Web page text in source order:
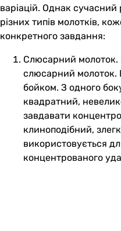
варіацій. Однак
різних типів молотків,
конкретного завдання:
Слюсарний
слюсарний молоток.
бойком. З одного
квадратний,
завдавати
клиноподібний,
використовується
концентрованого